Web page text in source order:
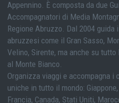
Appennino. È composta da due
Accompagnatori di Media
Regione Abruzzo. Dal 2004
abruzzesi come il Gran Sasso,
Velino, Sirente, ma anche su
al Monte Bianco.
Organizza viaggi e accompagna i
uniche in tutto il mondo:
Francia, Canada, Stati Uniti,